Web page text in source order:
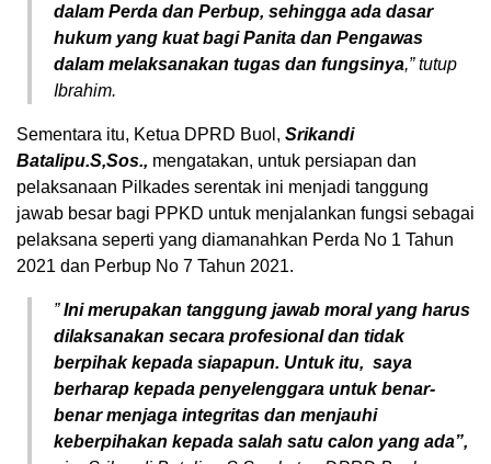
dalam Perda dan Perbup, sehingga ada dasar
hukum yang kuat bagi Panita dan Pengawas
dalam melaksanakan tugas dan fungsinya,” tutup
Ibrahim.
Sementara itu, Ketua DPRD Buol, Srikandi
Batalipu.S,Sos., mengatakan, untuk persiapan dan
pelaksanaan Pilkades serentak ini menjadi tanggung
jawab besar bagi PPKD untuk menjalankan fungsi sebagai
pelaksana seperti yang diamanahkan Perda No 1 Tahun
2021 dan Perbup No 7 Tahun 2021.
”Ini merupakan tanggung jawab moral yang harus
dilaksanakan secara profesional dan tidak
berpihak kepada siapapun. Untuk itu, saya
berharap kepada penyelenggara untuk benar-
benar menjaga integritas dan menjauhi
keberpihakan kepada salah satu calon yang ada”,